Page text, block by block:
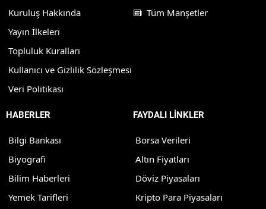
Kuruluş Hakkında
Yayın İlkeleri
Topluluk Kuralları
Kullanıcı ve Gizlilik Sözleşmesi
Veri Politikası
Tüm Manşetler
HABERLER
Bilgi Bankası
Biyografi
Bilim Haberleri
Yemek Tarifleri
FAYDALI LİNKLER
Borsa Verileri
Altın Fiyatları
Döviz Piyasaları
Kripto Para Piyasaları